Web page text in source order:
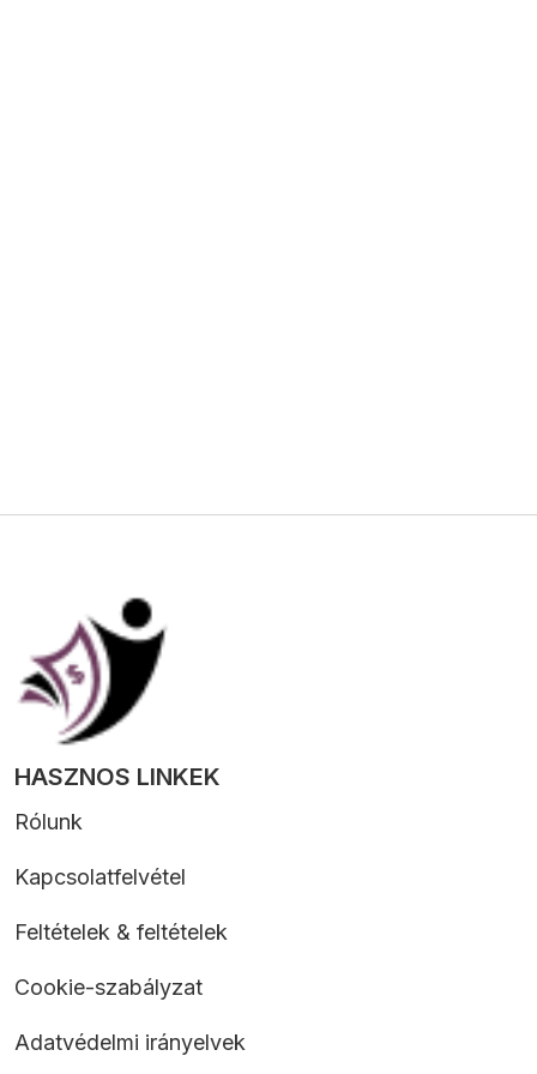
HASZNOS LINKEK
Rólunk
Kapcsolatfelvétel
Feltételek & feltételek
Cookie-szabályzat
Adatvédelmi irányelvek